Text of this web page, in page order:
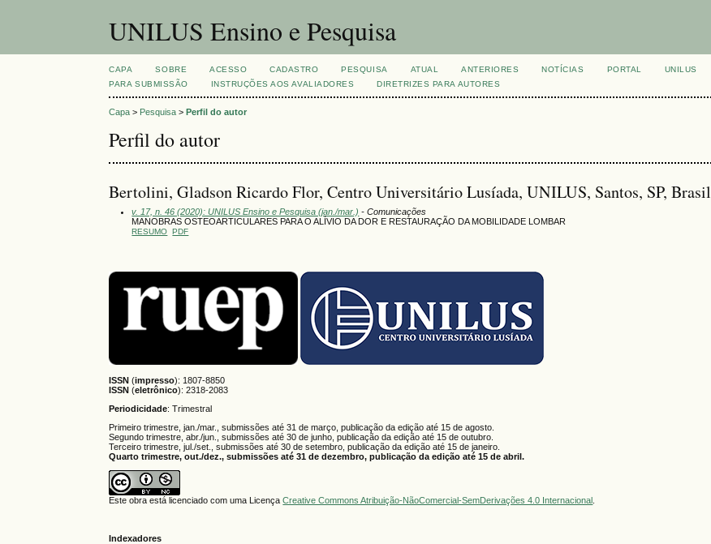
UNILUS Ensino e Pesquisa
CAPA SOBRE ACESSO CADASTRO PESQUISA ATUAL ANTERIORES NOTÍCIAS PORTAL UNILUS
PARA SUBMISSÃO
INSTRUÇÕES AOS AVALIADORES DIRETRIZES PARA AUTORES
Capa > Pesquisa >Perfil do autor
Perfil do autor
Bertolini, Gladson Ricardo Flor, Centro Universitário Lusíada, UNILUS, Santos, SP, Brasil
v. 17, n. 46 (2020): UNILUS Ensino e Pesquisa (jan./mar.) - Comunicações
MANOBRAS OSTEOARTICULARES PARA O ALÍVIO DA DOR E RESTAURAÇÃO DA MOBILIDADE LOMBAR
RESUMO PDF
ISSN (impresso): 1807-8850
ISSN (eletrônico):2318-2083
Periodicidade: Trimestral
Primeiro trimestre, jan./mar., submissões até 31 de março, publicação da edição até 15 de agosto.
Segundo trimestre, abr./jun., submissões até 30 de junho, publicação da edição até 15 de outubro.
Terceiro trimestre, jul./set., submissões até 30 de setembro, publicação da edição até 15 de janeiro.
Quarto trimestre, out./dez., submissões até 31 de dezembro, publicação da edição até 15 de abril.
Este obra está licenciado com uma LicençaCreative Commons Atribuição-NãoComercial-SemDerivações 4.0 Internacional
Indexadores